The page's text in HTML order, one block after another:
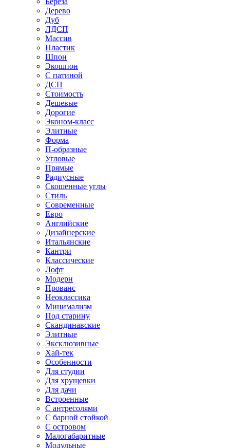
Дерево
Дуб
ЛДСП
Массив
Пластик
Шпон
Экошпон
С патиной
ДСП
Стоимость
Дешевые
Дорогие
Эконом-класс
Элитные
Форма
П-образные
Угловые
Прямые
Радиусные
Скошенные углы
Стиль
Современные
Евро
Английские
Дизайнерские
Итальянские
Кантри
Классические
Лофт
Модерн
Прованс
Неоклассика
Минимализм
Под старину
Скандинавские
Элитные
Эксклюзивные
Хай-тек
Особенности
Для студии
Для хрущевки
Для дачи
Встроенные
С антресолями
С барной стойкой
С островом
Малогабаритные
Модульные